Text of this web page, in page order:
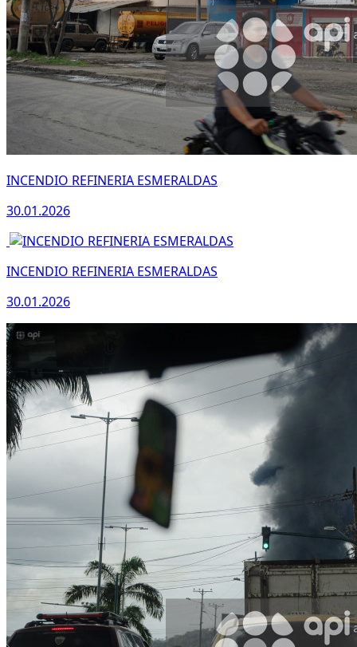
INCENDIO REFINERIA ESMERALDAS
30.01.2026
INCENDIO REFINERIA ESMERALDAS
30.01.2026